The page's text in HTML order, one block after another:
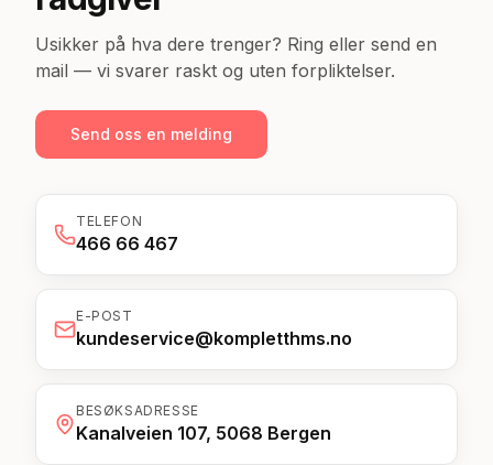
Usikker på hva dere trenger? Ring eller send en
mail — vi svarer raskt og uten forpliktelser.
Send oss en melding
TELEFON
466 66 467
E-POST
kundeservice@kompletthms.no
BESØKSADRESSE
Kanalveien 107, 5068 Bergen